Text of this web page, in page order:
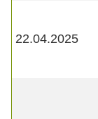
22.04.2025